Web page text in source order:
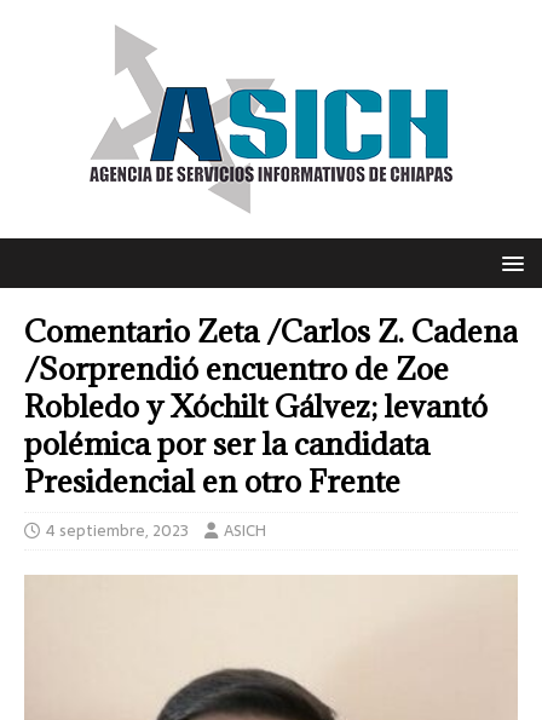
Comentario Zeta /Carlos Z. Cadena
/Sorprendió encuentro de Zoe
Robledo y Xóchilt Gálvez; levantó
polémica por ser la candidata
Presidencial en otro Frente
4 septiembre, 2023 ASICH